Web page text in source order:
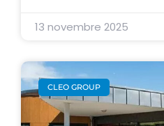
13 novembre 2025
CLEO GROUP